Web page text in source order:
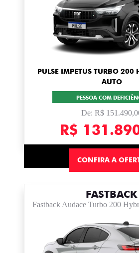
PULSE IMPETUS TURBO 200
AUTO
PESSOA COM
De: R$
R$
CONFIRA A
FASTBACK
Fastback Audace Turbo 200